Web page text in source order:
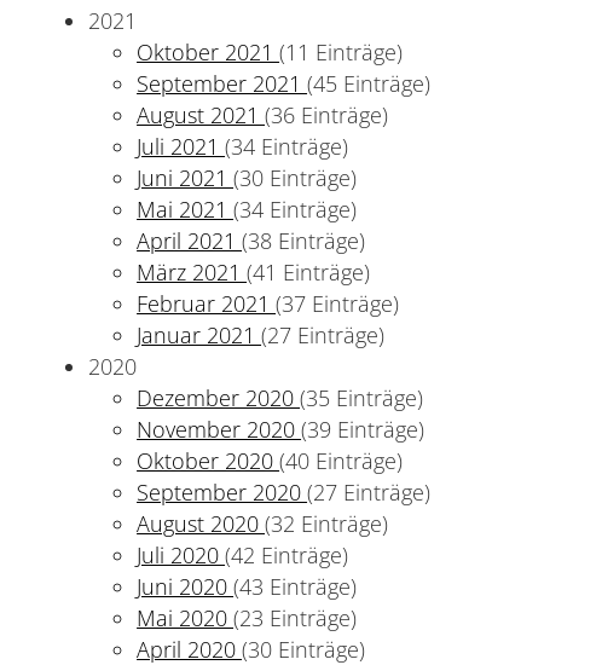
2021
Oktober 2021(11 Einträge)
September 2021(45 Einträge)
August 2021(36 Einträge)
Juli 2021(34 Einträge)
Juni 2021(30 Einträge)
Mai 2021(34 Einträge)
April 2021(38 Einträge)
März 2021(41 Einträge)
Februar 2021(37 Einträge)
Januar 2021(27 Einträge)
2020
Dezember 2020(35 Einträge)
November 2020(39 Einträge)
Oktober 2020(40 Einträge)
September 2020(27 Einträge)
August 2020(32 Einträge)
Juli 2020(42 Einträge)
Juni 2020(43 Einträge)
Mai 2020(23 Einträge)
April 2020(30 Einträge)